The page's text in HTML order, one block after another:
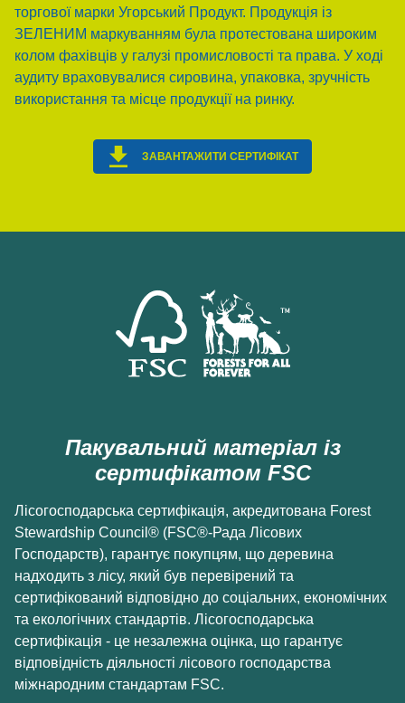
торгової марки Угорський Продукт. Продукція із
ЗЕЛЕНИМ маркуванням була протестована широким
колом фахівців у галузі промисловості та права. У ході
аудиту враховувалися сировина, упаковка, зручність
використання та місце продукції на ринку.
ЗАВАНТАЖИТИ СЕРТИФІКАТ
Пакувальний матеріал із
сертифікатом FSC
Лісогосподарська сертифікація, акредитована Forest
Stewardship Council® (FSC®-Рада Лісових
Господарств), гарантує покупцям, що деревина
надходить з лісу, який був перевірений та
сертифікований відповідно до соціальних, економічних
та екологічних стандартів. Лісогосподарська
сертифікація - це незалежна оцінка, що гарантує
відповідність діяльності лісового господарства
міжнародним стандартам FSC.